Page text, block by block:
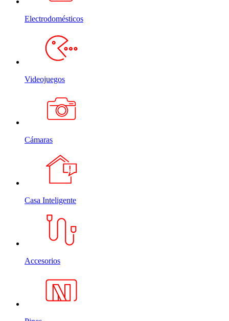
Electrodomésticos
Videojuegos
Cámaras
Casa Inteligente
Accesorios